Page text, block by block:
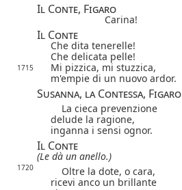
Il Conte, Figaro
Carina!
Il Conte
Che dita tenerelle!
Che delicata pelle!
1715
Mi pizzica, mi stuzzica,
m'empie di un nuovo ardor.
Susanna, la Contessa, Figaro
La cieca prevenzione
delude la ragione,
inganna i sensi ognor.
Il Conte
(Le dà un anello.)
1720
Oltre la dote, o cara,
ricevi anco un brillante